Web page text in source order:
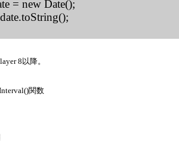
= new Date();
8以降。
関数